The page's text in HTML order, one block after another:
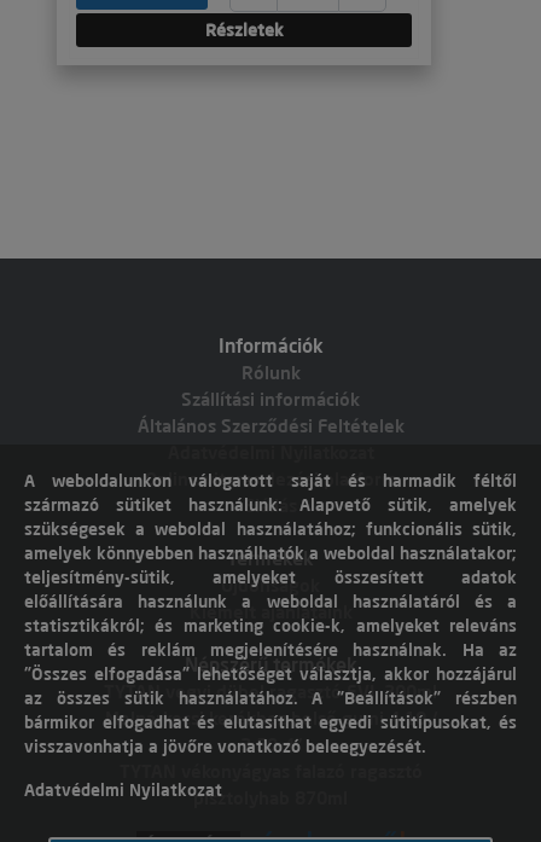
Részletek
Információk
Rólunk
Szállítási információk
Általános Szerződési Feltételek
Online vitarendezési platform
Elállás
Termékek
Újdonságok
Kiemelt ajánlataink
Népszerű termékek
TYTAN vegyi dübel ragasztó EVI. 300ml
Molnárkocsi kerékhez belső gumi 4,10 /
3,50-4"
pisztolyhab 870ml
A weboldalunkon válogatott saját és harmadik féltől
származó sütiket használunk: Alapvető sütik, amelyek
szükségesek a weboldal használatához; funkcionális sütik,
amelyek könnyebben használhatók a weboldal használatakor;
teljesítmény-sütik, amelyeket összesített adatok
előállítására használunk a weboldal használatáról és a
statisztikákról; és marketing cookie-k, amelyeket releváns
tartalom és reklám megjelenítésére használnak. Ha az
"Összes elfogadása" lehetőséget választja, akkor hozzájárul
az összes sütik használatához. A "Beállítások" részben
bármikor elfogadhat és elutasíthat egyedi sütitípusokat, és
visszavonhatja a jövőre vonatkozó beleegyezését.
Adatvédelmi Nyilatkozat